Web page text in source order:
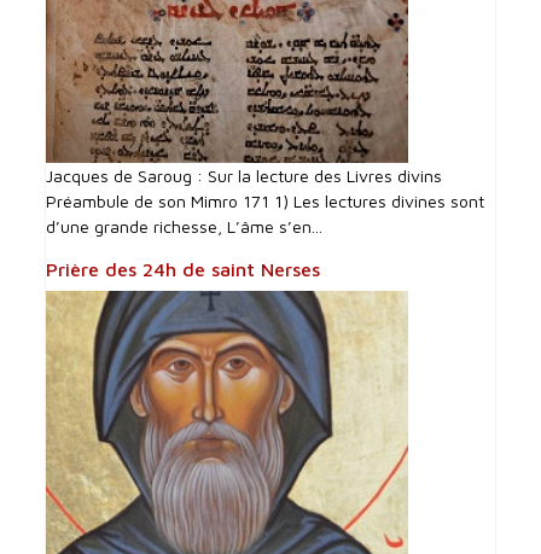
Jacques de Saroug : Sur la lecture des Livres divins
Préambule de son Mimro 171 1) Les lectures divines sont
d’une grande richesse, L’âme s’en...
Prière des 24h de saint Nerses